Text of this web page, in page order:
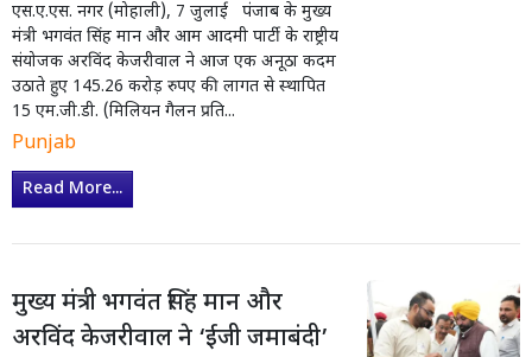
एस.ए.एस. नगर (मोहाली), 7 जुलाई पंजाब के मुख्य
मंत्री भगवंत सिंह मान और आम आदमी पार्टी के राष्ट्रीय
संयोजक अरविंद केजरीवाल ने आज एक अनूठा कदम
उठाते हुए 145.26 करोड़ रुपए की लागत से स्थापित
15 एम.जी.डी. (मिलियन गैलन प्रति...
Punjab
Read More...
मुख्य मंत्री भगवंत सिंह मान और
अरविंद केजरीवाल ने ‘ईजी जमाबंदी’